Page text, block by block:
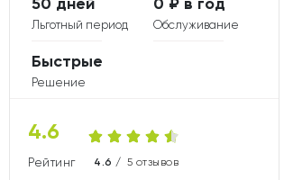
4.6
Рейтинг карты
4.6 / 5 отзывов
Льготный период Обслуживание
Решение
Быстрые